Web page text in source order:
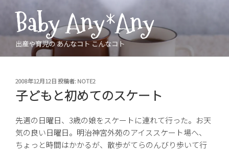
ツ
Baby Any*Any
出産や育児の あんなコト こんなコト
投
稿
日:
2008年12月12日投稿者:NOTE2
子どもと初めてのスケート
先週の日曜日、3歳の娘をスケートに連れて行った。お天
気の良い日曜日。明治神宮外苑のアイススケート場へ、
ちょっと時間はかかるが、散歩がてらのんびり歩いて行